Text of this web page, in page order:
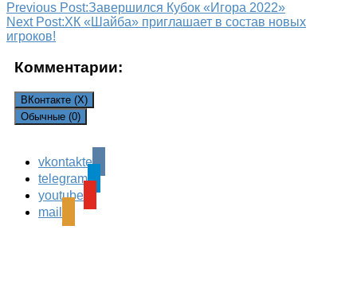
Previous Post:Завершился Кубок «Игора 2022»
Next Post:ХК «Шайба» приглашает в состав новых
игроков!
Комментарии:
ВКонтакте (X)
Обычные (0)
Leave a Reply
Ваш адрес email не будет опубликован.
поля помечены
vkontakte
telegram
youtube
mail